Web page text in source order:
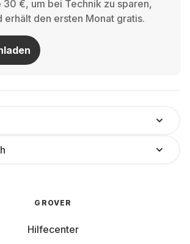
30 €, um bei Technik zu sparen,
erhält den ersten Monat gratis.
GROVER
Hilfecenter